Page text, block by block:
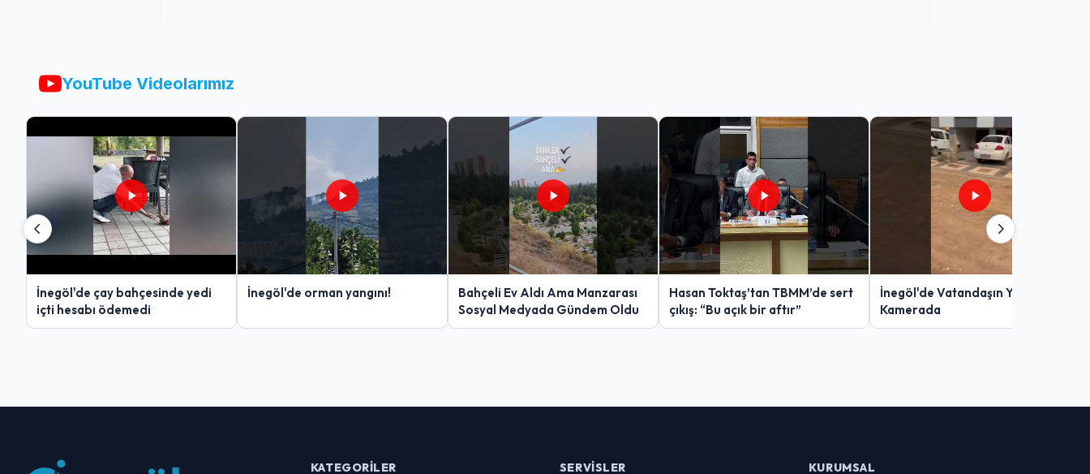
YouTube Videolarımız
İnegöl'de çay bahçesinde yedi
içti hesabı ödemedi
İnegöl'de orman yangını!
Bahçeli Ev Aldı Ama Manzarası
Sosyal Medyada Gündem Oldu
Hasan Toktaş’tan TBMM’de sert
çıkış: “Bu açık bir aftır”
İnegöl'de Vatandaşın Yol Çilesi
Kamerada
KATEGORILER SERVISLER KURUMSAL